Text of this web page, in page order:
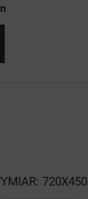
720X450